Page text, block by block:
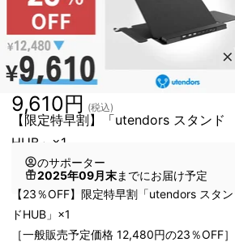
【限定特早割】「utendors スタンド
HUB」×1
9,610円 (税込)
のサポーター
2025年09月末までにお届け予定
【23％OFF】限定特早割「utendors スタン
ドHUB」×1
［一般販売予定価格 12,480円の23％OFF］